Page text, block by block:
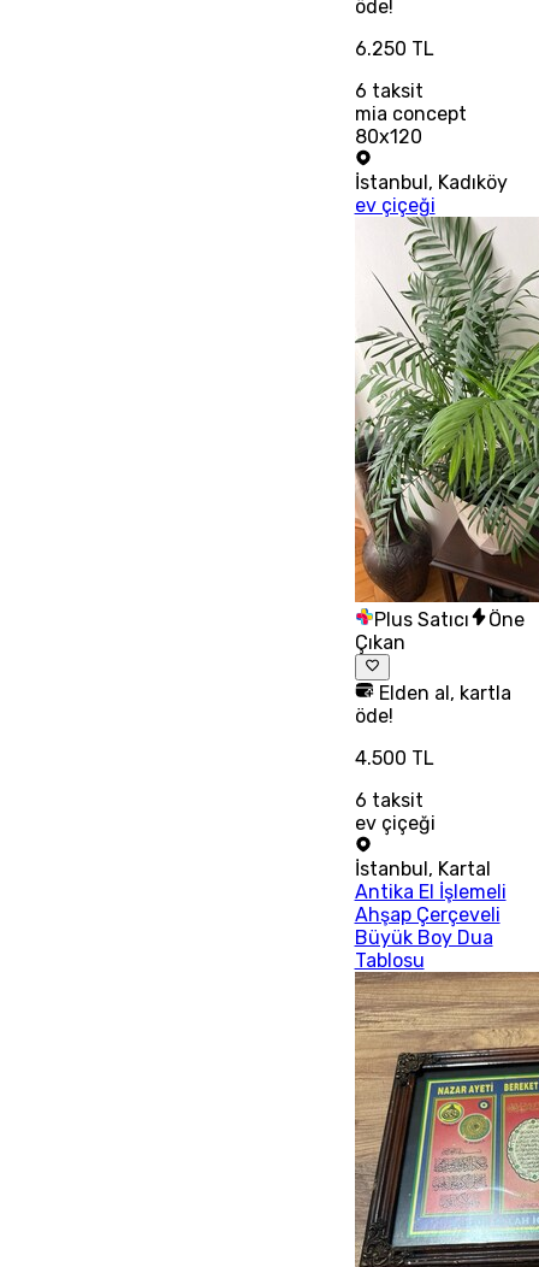
öde!
6.250 TL
6 taksit
mia concept
80x120
İstanbul, Kadıköy
ev çiçeği
Plus Satıcı
Öne
Çıkan
Elden al, kartla
öde!
4.500 TL
6 taksit
ev çiçeği
İstanbul , Kartal
Antika El İşlemeli
Ahşap Çerçeveli
Büyük Boy Dua
Tablosu